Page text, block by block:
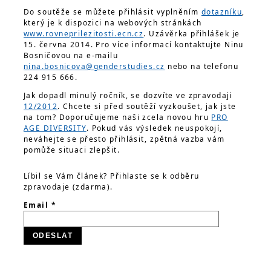
Do soutěže se můžete přihlásit vyplněnímdotazníku,
který je k dispozici na webových stránkách
www.rovneprilezitosti.ecn.cz. Uzávěrka přihlášek je
15. června 2014. Pro více informací kontaktujte Ninu
Bosničovou na e-mailu
nina.bosnicova@genderstudies.cz nebo na telefonu
224 915 666.
Jak dopadl minulý ročník, se dozvíte ve zpravodaji
12/2012. Chcete si před soutěží vyzkoušet, jak jste
na tom? Doporučujeme naši zcela novou hru PRO
AGE DIVERSITY. Pokud vás výsledek neuspokojí,
neváhejte se přesto přihlásit, zpětná vazba vám
pomůže situaci zlepšit.
Líbil se Vám článek? Přihlaste se k odběru
zpravodaje (zdarma).
Email *